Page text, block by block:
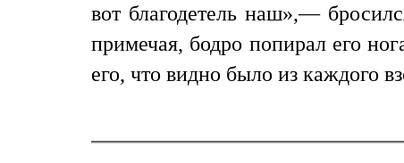
вот благодетель наш»,—
примечая, бодро попирал его
его, что видно было из каждого